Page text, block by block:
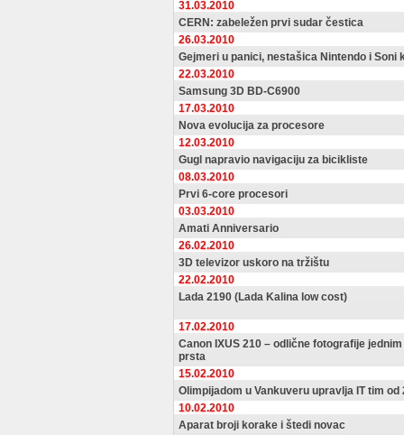
31.03.2010
CERN: zabeležen prvi sudar čestica
26.03.2010
Gejmeri u panici, nestašica Nintendo i Soni
22.03.2010
Samsung 3D BD-C6900
17.03.2010
Nova evolucija za procesore
12.03.2010
Gugl napravio navigaciju za bicikliste
08.03.2010
Prvi 6-core procesori
03.03.2010
Amati Anniversario
26.02.2010
3D televizor uskoro na tržištu
22.02.2010
Lada 2190 (Lada Kalina low cost)
17.02.2010
Canon IXUS 210 – odlične fotografije
prsta
15.02.2010
Olimpijadom u Vankuveru upravlja IT tim od
10.02.2010
Aparat broji korake i štedi novac